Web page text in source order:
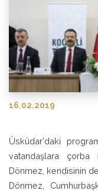
16.02.2019
Üsküdar'daki
vatandaşlara çorba
Dönmez, kendisinin
Dönmez,